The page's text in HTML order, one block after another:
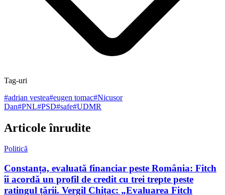
Tag-uri
#adrian vestea#eugen tomac#Nicusor
Dan#PNL#PSD#safe#UDMR
Articole înrudite
Politică
Constanța, evaluată financiar peste România: Fitch
îi acordă un profil de credit cu trei trepte peste
ratingul țării. Vergil Chițac: „Evaluarea Fitch